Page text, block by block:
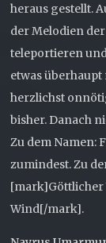
heraus gestellt.
der Melodien
teleportieren
etwas
herzlichst
bisher. Danach
Zu dem Namen:
zumindest. Zu
Wind[/mark].